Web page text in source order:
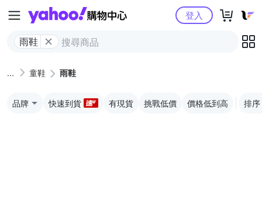
Yahoo購物中心
雨鞋
登入
童鞋 雨鞋
品牌 快速到貨 有現貨 挑戰低價 價格低到高 排序